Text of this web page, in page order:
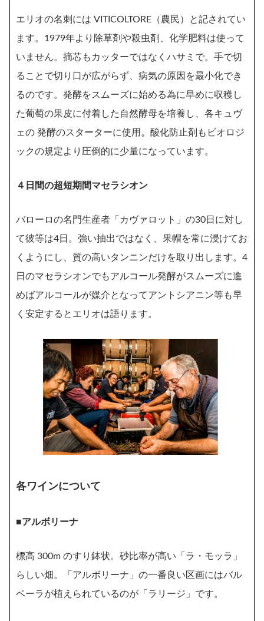
エリオの名刺には VITICOLTORE（農民）と記されてい
ます。1979年より除草剤や殺虫剤、化学肥料は使って
いません。摘芯もカッターではなくハサミで。手で切
ることで切り口が広がらず、病気の原因を最小化でき
るのです。発酵をスムーズに始める為に早めに収穫し
た葡萄の果皮に付着した自然酵母を培養し、各キュヴ
ェの 発酵のスターターに使用。酸化防止剤もビオロジ
ックの規定より圧倒的に少量になっています。
４日間の超短期間マセラシオン
バローロの名門生産者「カヴァロット」の30日に対し
て彼等は4日。強い抽出ではなく、果帽を常に浸けてお
くようにし、質の高いタンニンだけを取り出します。4
日のマセラシオンでもアルコール発酵がスムーズに進
めばアルコールが媒介となってアントシアニン等も早
く安定するとエリオは語ります。
各ワインについて
■アルボリーナ
標高 300m のすり鉢状。砂比率が高い「ラ・モッラ」
らしい畑。「アルボリーナ」の一番良い区画にはバル
ベーラが植えられているのが「ラリージ」です。